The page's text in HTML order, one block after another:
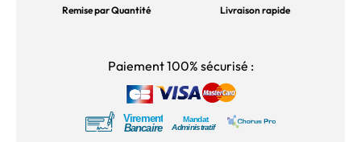
Remise par Quantité Livraison rapide
Paiement 100% sécurisé :